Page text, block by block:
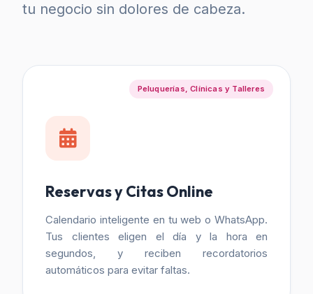
tu negocio sin dolores de cabeza.
Peluquerías, Clínicas y Talleres
Reservas y Citas Online
Calendario inteligente en tu web o WhatsApp.
Tus clientes eligen el día y la hora en
segundos, y reciben recordatorios
automáticos para evitar faltas.